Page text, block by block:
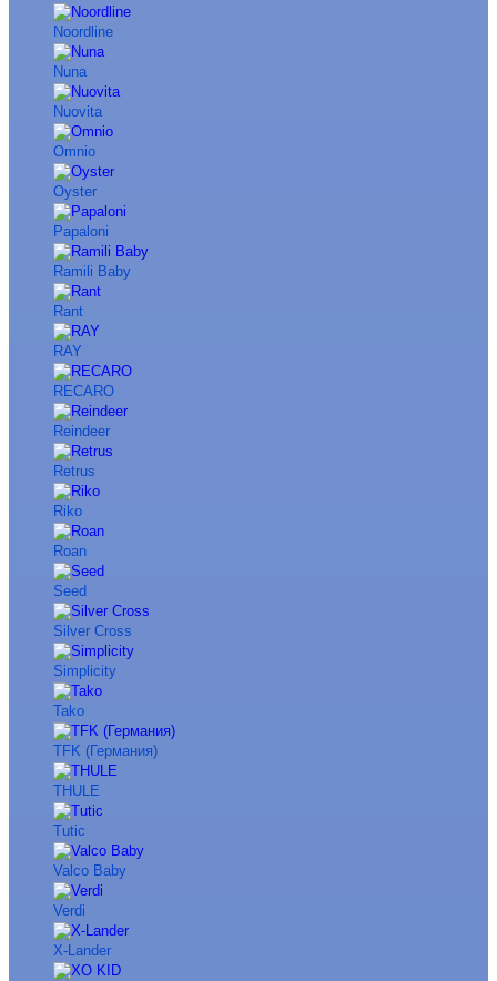
Noordline
Nuna
Nuovita
Omnio
Oyster
Papaloni
Ramili Baby
Rant
RAY
RECARO
Reindeer
Retrus
Riko
Roan
Seed
Silver Cross
Simplicity
Tako
TFK (Германия)
THULE
Tutic
Valco Baby
Verdi
X-Lander